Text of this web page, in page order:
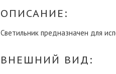
ОПИСАНИЕ:
Светильник предназначен для
ВНЕШНИЙ ВИД: